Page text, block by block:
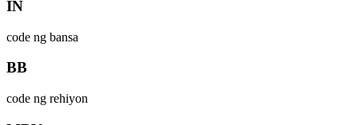
IN
code ng bansa
BB
code ng rehiyon